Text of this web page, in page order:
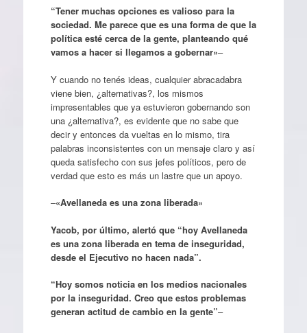
“Tener muchas opciones es valioso para la
sociedad. Me parece que es una forma de que la
política esté cerca de la gente, planteando qué
vamos a hacer si llegamos a gobernar»–
Y cuando no tenés ideas, cualquier abracadabra
viene bien, ¿alternativas?, los mismos
impresentables que ya estuvieron gobernando son
una ¿alternativa?, es evidente que no sabe que
decir y entonces da vueltas en lo mismo, tira
palabras inconsistentes con un mensaje claro y así
queda satisfecho con sus jefes políticos, pero de
verdad que esto es más un lastre que un apoyo.
–«Avellaneda es una zona liberada»
Yacob, por último, alertó que “hoy Avellaneda
es una zona liberada en tema de inseguridad,
desde el Ejecutivo no hacen nada”.
“Hoy somos noticia en los medios nacionales
por la inseguridad. Creo que estos problemas
generan actitud de cambio en la gente”–